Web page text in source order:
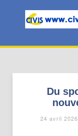
Du
24 avril 2026